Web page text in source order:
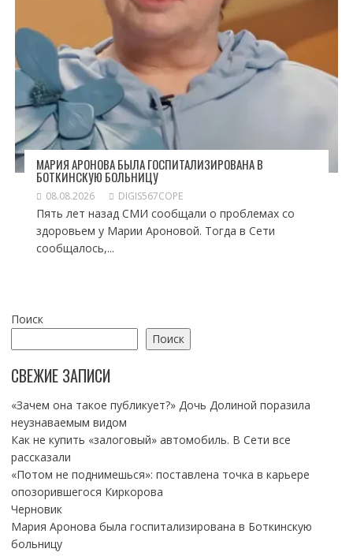
МАРИЯ АРОНОВА БЫЛА ГОСПИТАЛИЗИРОВАНА В
БОТКИНСКУЮ БОЛЬНИЦУ
08.08.2026 DIGIS567COPE
Пять лет назад СМИ сообщали о проблемах со
здоровьем у Марии Ароновой. Тогда в Сети
сообщалось,...
Поиск
Поиск
СВЕЖИЕ ЗАПИСИ
«Зачем она такое публикует?» Дочь Долиной поразила
неузнаваемым видом
Как не купить «залоговый» автомобиль. В Сети все
рассказали
«Потом не поднимешься»: поставлена точка в карьере
опозорившегося Киркорова
Черновик
Мария Аронова была госпитализирована в Боткинскую
больницу